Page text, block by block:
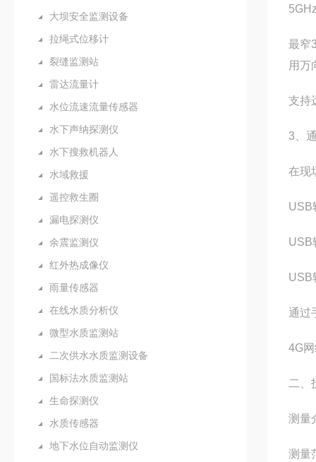
大坝安全监测设备
拉绳式位移计
裂缝监测站
雷达流量计
水位流速流量传感器
水下声纳探测仪
水下搜救机器人
水域救援
遥控救生圈
漏电探测仪
余震监测仪
红外热成像仪
雨量传感器
在线水质分析仪
微型水质监测站
二次供水水质监测设备
国标法水质监测站
生命探测仪
水质传感器
地下水位自动监测仪
最窄
用万
支持
3、
在现
USB
USB
USB
通过
4G
二、
测量
测量